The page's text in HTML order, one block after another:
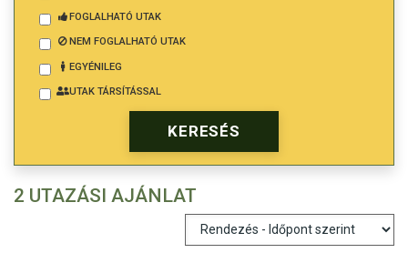
FOGLALHATÓ UTAK
NEM FOGLALHATÓ UTAK
EGYÉNILEG
UTAK TÁRSÍTÁSSAL
2 UTAZÁSI AJÁNLAT